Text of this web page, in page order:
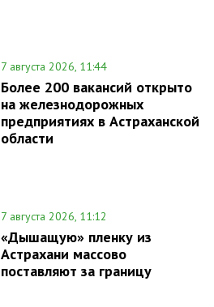
7 августа 2026, 11:44
Более 200 вакансий открыто
на железнодорожных
предприятиях в Астраханской
области
7 августа 2026, 11:12
«Дышащую» пленку из
Астрахани массово
поставляют за границу